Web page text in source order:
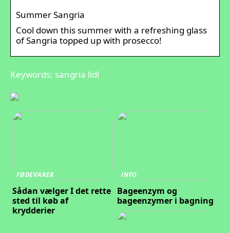
Summer Sangria
Cool down this summer with a refreshing glass
of Sangria topped up with prosecco!
Keywords: sangria lidl
FØDEVARER
Sådan vælger I det rette
sted til køb af
krydderier
INFO
Bageenzym og
bageenzymer i bagning